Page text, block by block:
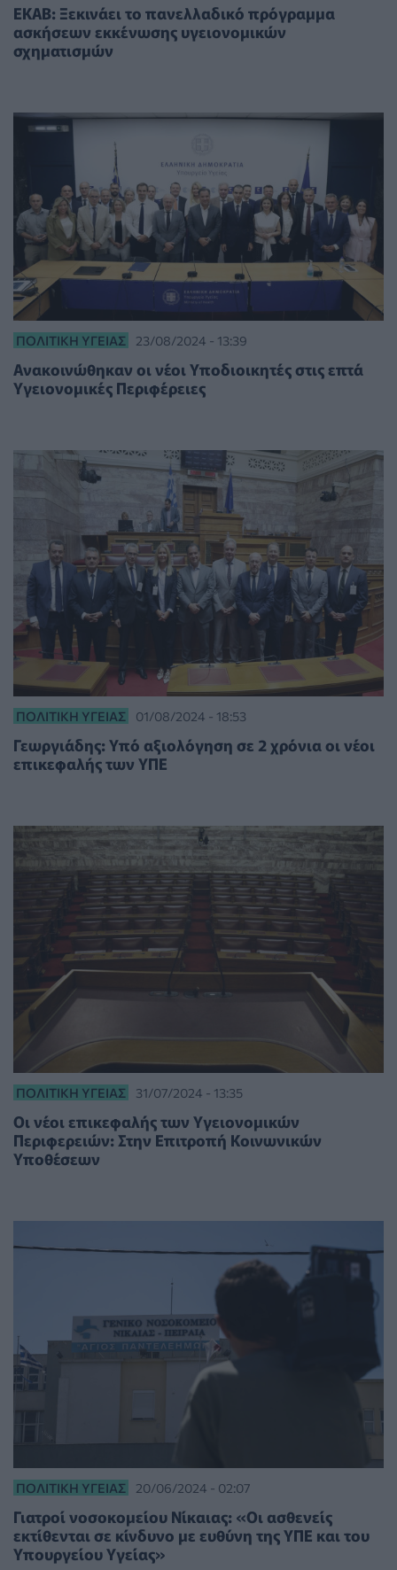
ΕΚΑΒ: Ξεκινάει το πανελλαδικό πρόγραμμα
ασκήσεων εκκένωσης υγειονομικών
σχηματισμών
ΠΟΛΙΤΙΚΉ ΥΓΕΊΑΣ 23/08/2024 - 13:39
Ανακοινώθηκαν οι νέοι Υποδιοικητές στις επτά
Υγειονομικές Περιφέρειες
ΠΟΛΙΤΙΚΉ ΥΓΕΊΑΣ 01/08/2024 - 18:53
Γεωργιάδης: Υπό αξιολόγηση σε 2 χρόνια οι νέοι
επικεφαλής των ΥΠΕ
ΠΟΛΙΤΙΚΉ ΥΓΕΊΑΣ 31/07/2024 - 13:35
Οι νέοι επικεφαλής των Υγειονομικών
Περιφερειών: Στην Επιτροπή Κοινωνικών
Υποθέσεων
ΠΟΛΙΤΙΚΉ ΥΓΕΊΑΣ 20/06/2024 - 02:07
Γιατροί νοσοκομείου Νίκαιας: «Οι ασθενείς
εκτίθενται σε κίνδυνο με ευθύνη της ΥΠΕ και του
Υπουργείου Υγείας»